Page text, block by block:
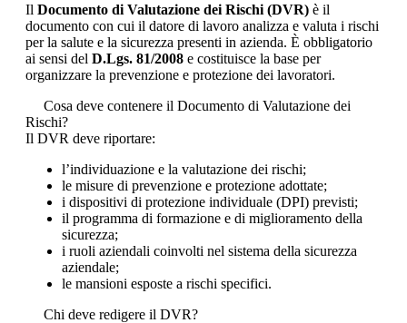
Il Documento di Valutazione dei Rischi (DVR) è il
documento con cui il datore di lavoro analizza e valuta i rischi
per la salute e la sicurezza presenti in azienda. È obbligatorio
ai sensi del D.Lgs. 81/2008 e costituisce la base per
organizzare la prevenzione e protezione dei lavoratori.
Cosa deve contenere il Documento di Valutazione dei
Rischi?
Il DVR deve riportare:
l’individuazione e la valutazione dei rischi;
le misure di prevenzione e protezione adottate;
i dispositivi di protezione individuale (DPI) previsti;
il programma di formazione e di miglioramento della
sicurezza;
i ruoli aziendali coinvolti nel sistema della sicurezza
aziendale;
le mansioni esposte a rischi specifici.
Chi deve redigere il DVR?